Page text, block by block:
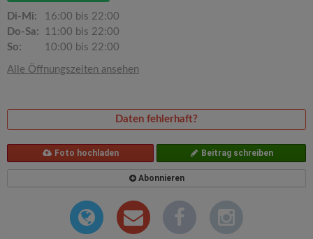
Di-Mi:
16:00 bis 22:00
Do-Sa:
11:00 bis 22:00
So:
10:00 bis 22:00
Alle Öffnungszeiten ansehen
Daten fehlerhaft?
Foto hochladen Beitrag schreiben
Abonnieren
i
o
n